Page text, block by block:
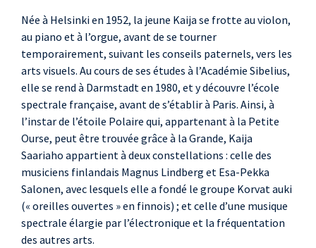
pour violoncelle seul (extrait)
Dolce Tormento
pour piccolo seul
Née à Helsinki en 1952, la jeune Kaija se frotte au violon,
au piano et à l’orgue, avant de se tourner
temporairement, suivant les conseils paternels, vers les
arts visuels. Au cours de ses études à l’Académie Sibelius,
elle se rend à Darmstadt en 1980, et y découvre l’école
spectrale française, avant de s’établir à Paris. Ainsi, à
l’instar de l’étoile Polaire qui, appartenant à la Petite
Ourse, peut être trouvée grâce à la Grande, Kaija
Saariaho appartient à deux constellations : celle des
musiciens finlandais Magnus Lindberg et Esa-Pekka
Salonen, avec lesquels elle a fondé le groupe Korvat auki
(« oreilles ouvertes » en finnois) ; et celle d’une musique
spectrale élargie par l’électronique et la fréquentation
des autres arts.